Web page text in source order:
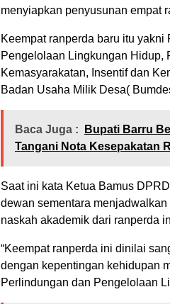
menyiapkan penyusunan empat
Keempat ranperda baru itu
Pengelolaan Lingkungan Hidup,
Kemasyarakatan, Insentif dan
Badan Usaha Milik Desa(
Baca Juga :
Bupati Barru
Tangani Nota Kesepakatan
Saat ini kata Ketua Bamus
dewan sementara
naskah akademik dari ranperda
“Keempat ranperda ini dinilai
dengan kepentingan kehidupan
Perlindungan dan Pengelolaan